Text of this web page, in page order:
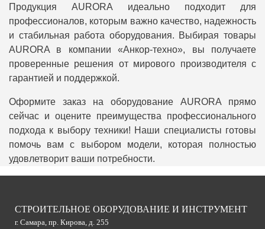
Продукция AURORA идеально подходит для
профессионалов, которым важно качество, надежность
и стабильная работа оборудования. Выбирая товары
AURORA в компании «Анкор-техно», вы получаете
проверенные решения от мирового производителя с
гарантией и поддержкой.
Оформите заказ на оборудование AURORA прямо
сейчас и оцените преимущества профессионального
подхода к выбору техники! Наши специалисты готовы
помочь вам с выбором модели, которая полностью
удовлетворит ваши потребности.
СТРОИТЕЛЬНОЕ ОБОРУДОВАНИЕ И ИНСТРУМЕНТ
г. Самара, пр. Кирова, д. 255